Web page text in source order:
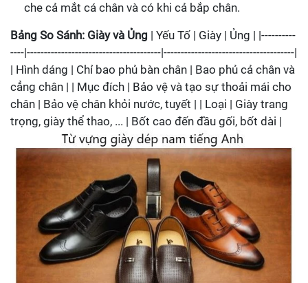
che cả mắt cá chân và có khi cả bắp chân.
Bảng So Sánh: Giày và Ủng | Yếu Tố | Giày | Ủng | |----------
----|---------------------------------------|--------------------------------------|
| Hình dáng | Chỉ bao phủ bàn chân | Bao phủ cả chân và
cẳng chân | | Mục đích | Bảo vệ và tạo sự thoải mái cho
chân | Bảo vệ chân khỏi nước, tuyết | | Loại | Giày trang
trọng, giày thể thao, ... | Bốt cao đến đầu gối, bốt dài |